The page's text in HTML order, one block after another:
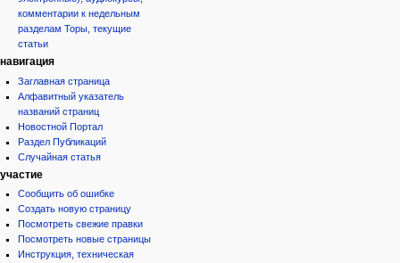
комментарии к недельным
разделам Торы, текущие
статьи
навигация
Заглавная страница
Алфавитный указатель
названий страниц
Новостной Портал
Раздел Публикаций
Случайная статья
участие
Сообщить об ошибке
Создать новую страницу
Посмотреть свежие правки
Посмотреть новые страницы
Инструкция, техническая